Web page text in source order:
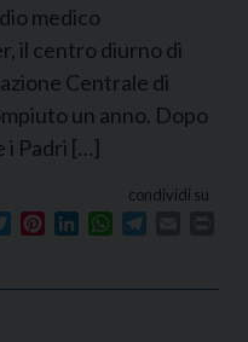
medico
il centro diurno di
Centrale di
un anno. Dopo
i Padri […]
condividi su
TwitterPinterestLinkedInWhatsApp